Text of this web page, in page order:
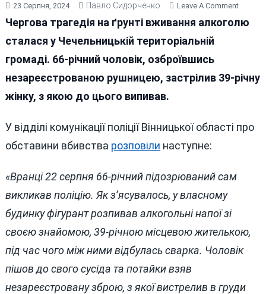
23 Серпня, 2024 Павло Сидорченко Leave A CommentOn
У
ІЗ
Чергова трагедія на ґрунті вживання алкоголю
сталася у Чечельницькій територіальній
громаді. 66-річний чоловік, озброївшись
незареєстрованою рушницею, застрілив 39-річну
жінку, з якою до цього випивав.
У відділі комунікації поліції Вінницької області про
обставини вбивства розповіли наступне:
«Вранці 22 серпня 66-річний підозрюваний сам
викликав поліцію. Як з’ясувалось, у власному
будинку фігурант розпивав алкогольні напої зі
своєю знайомою, 39-річною місцевою жителькою,
під час чого між ними відбулась сварка. Чоловік
пішов до свого сусіда та потайки взяв
незареєстровану зброю, з якої вистрелив в груди